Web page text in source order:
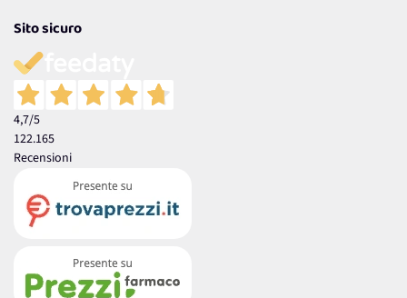
Sito sicuro
4,7/5
122.165
Recensioni